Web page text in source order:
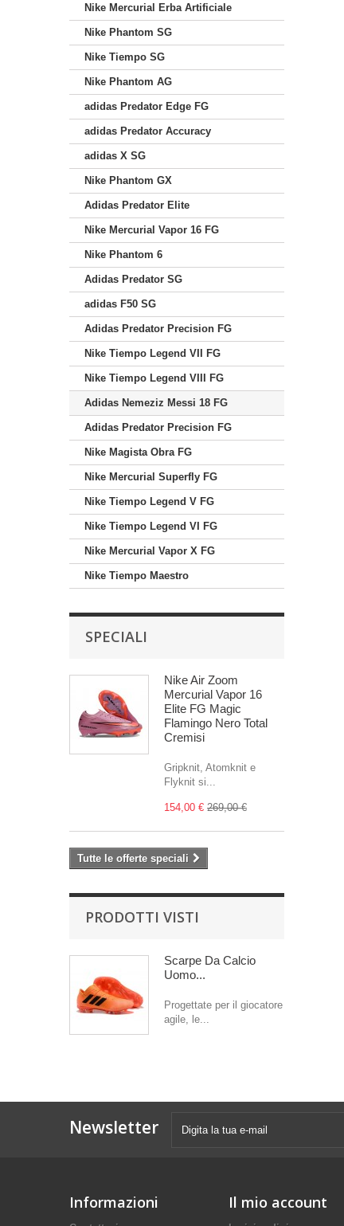
Nike Mercurial Erba Artificiale
Nike Phantom SG
Nike Tiempo SG
Nike Phantom AG
adidas Predator Edge FG
adidas Predator Accuracy
adidas X SG
Nike Phantom GX
Adidas Predator Elite
Nike Mercurial Vapor 16 FG
Nike Phantom 6
Adidas Predator SG
adidas F50 SG
Adidas Predator Precision FG
Nike Tiempo Legend VII FG
Nike Tiempo Legend VIII FG
Adidas Nemeziz Messi 18 FG
Adidas Predator Precision FG
Nike Magista Obra FG
Nike Mercurial Superfly FG
Nike Tiempo Legend V FG
Nike Tiempo Legend VI FG
Nike Mercurial Vapor X FG
Nike Tiempo Maestro
SPECIALI
Nike Air Zoom
Mercurial Vapor 16
Elite FG Magic
Flamingo Nero Total
Cremisi
Gripknit, Atomknit e
Flyknit si...
154,00 € 269,00 €
Tutte le offerte speciali
PRODOTTI VISTI
Scarpe Da Calcio
Uomo...
Progettate per il giocatore
agile, le...
Newsletter
Informazioni Il mio account